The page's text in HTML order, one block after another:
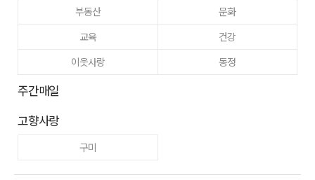
부동산
문화
교육
건강
이웃사랑
동정
주간매일
고향사랑
구미